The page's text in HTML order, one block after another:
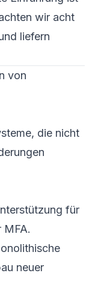
wir acht
liefern
von
die nicht
für
MFA.
neuer